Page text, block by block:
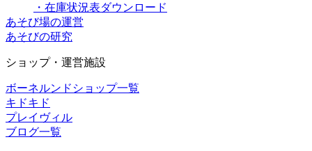
・在庫状況表ダウンロード
あそび場の運営
あそびの研究
ショップ・運営施設
ボーネルンドショップ一覧
キドキド
プレイヴィル
ブログ一覧